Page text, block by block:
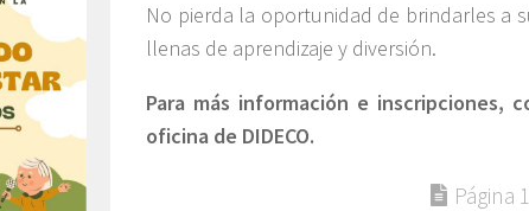
No pierda la oportunidad de brindarles a
llenas de aprendizaje y diversión.
Para más información e inscripciones,
oficina de DIDECO.
Página